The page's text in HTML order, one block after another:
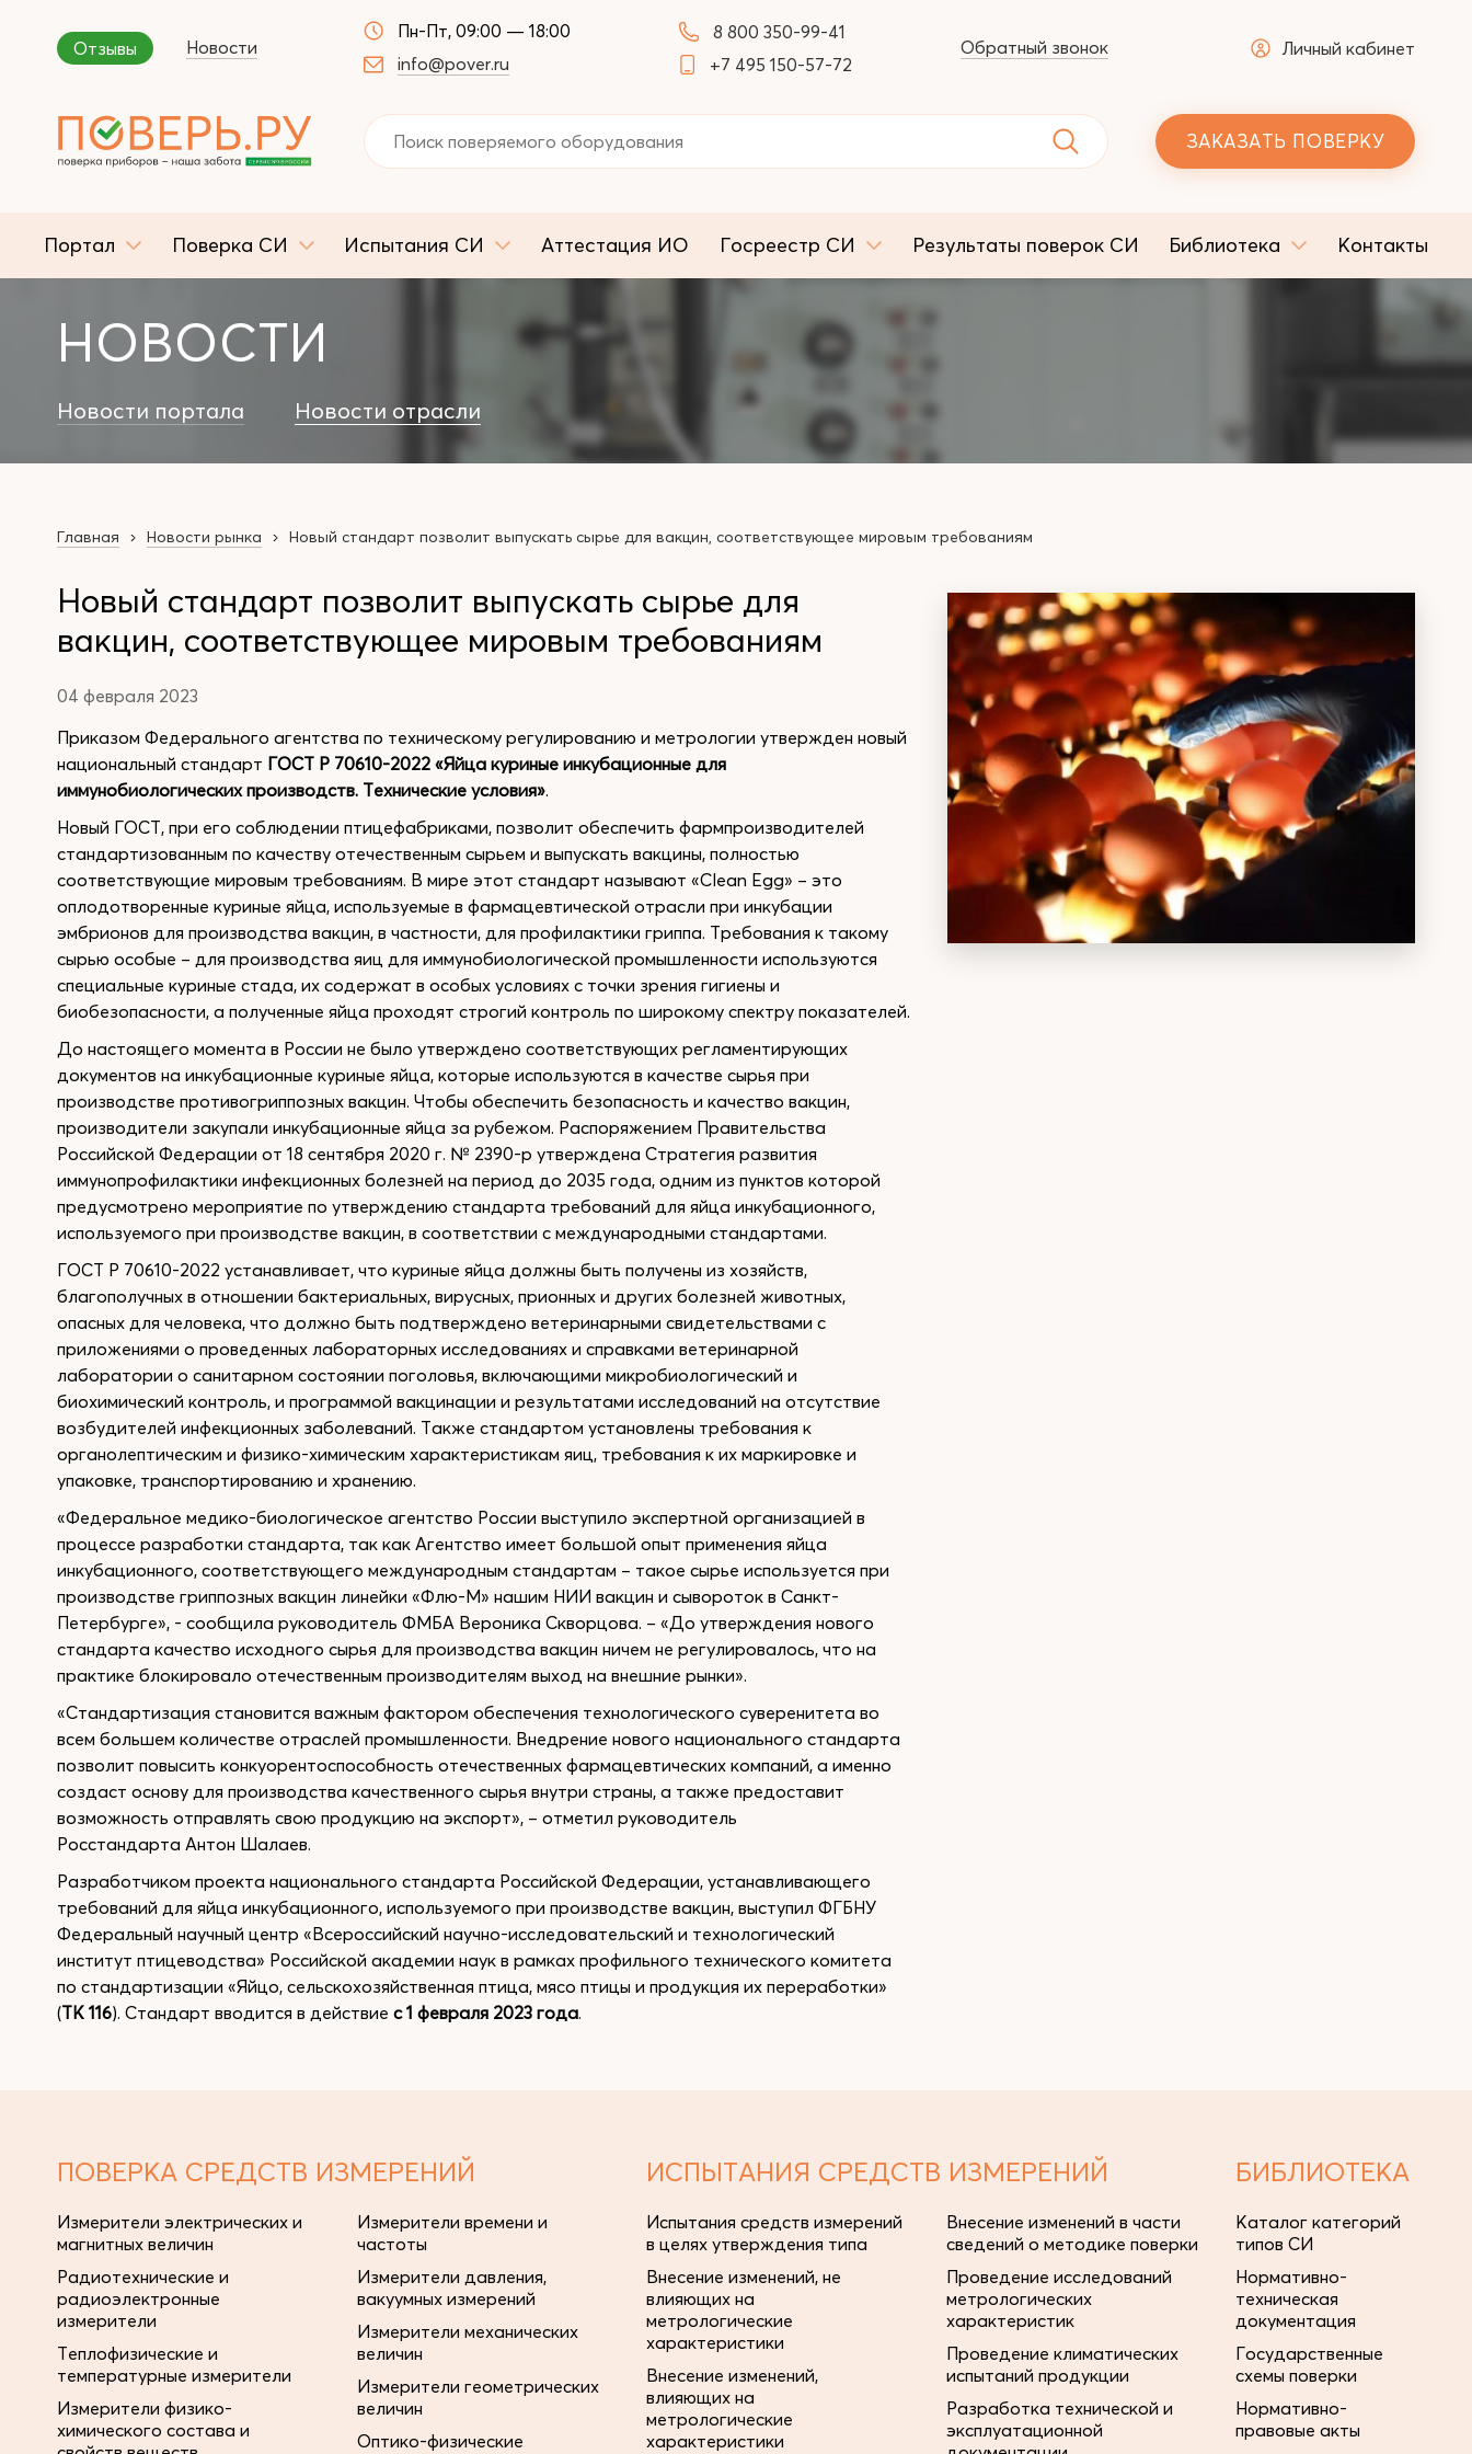
Отзывы Новости
Пн-Пт, 09:00 — 18:00
info@pover.ru
8 800 350-99-41
+7 495 150-57-72
Обратный звонок Личный кабинет
ЗАКАЗАТЬ ПОВЕРКУ
Портал Поверка СИ Испытания СИ Аттестация ИО Госреестр СИ Результаты поверок СИ Библиотека Контакты
НОВОСТИ
Новости портала Новости отрасли
Главная Новости рынка Новый стандарт позволит выпускать сырье для вакцин, соответствующее мировым требованиям
Новый стандарт позволит выпускать сырье для
вакцин, соответствующее мировым требованиям
04 февраля 2023
Приказом Федерального агентства по техническому регулированию и метрологии утвержден новый
национальный стандарт ГОСТ Р 70610-2022 «Яйца куриные инкубационные для
иммунобиологических производств. Технические условия».
Новый ГОСТ, при его соблюдении птицефабриками, позволит обеспечить фармпроизводителей
стандартизованным по качеству отечественным сырьем и выпускать вакцины, полностью
соответствующие мировым требованиям. В мире этот стандарт называют «Clean Egg» – это
оплодотворенные куриные яйца, используемые в фармацевтической отрасли при инкубации
эмбрионов для производства вакцин, в частности, для профилактики гриппа. Требования к такому
сырью особые – для производства яиц для иммунобиологической промышленности используются
специальные куриные стада, их содержат в особых условиях с точки зрения гигиены и
биобезопасности, а полученные яйца проходят строгий контроль по широкому спектру показателей.
До настоящего момента в России не было утверждено соответствующих регламентирующих
документов на инкубационные куриные яйца, которые используются в качестве сырья при
производстве противогриппозных вакцин. Чтобы обеспечить безопасность и качество вакцин,
производители закупали инкубационные яйца за рубежом. Распоряжением Правительства
Российской Федерации от 18 сентября 2020 г. № 2390-р утверждена Стратегия развития
иммунопрофилактики инфекционных болезней на период до 2035 года, одним из пунктов которой
предусмотрено мероприятие по утверждению стандарта требований для яйца инкубационного,
используемого при производстве вакцин, в соответствии с международными стандартами.
ГОСТ Р 70610-2022 устанавливает, что куриные яйца должны быть получены из хозяйств,
благополучных в отношении бактериальных, вирусных, прионных и других болезней животных,
опасных для человека, что должно быть подтверждено ветеринарными свидетельствами с
приложениями о проведенных лабораторных исследованиях и справками ветеринарной
лаборатории о санитарном состоянии поголовья, включающими микробиологический и
биохимический контроль, и программой вакцинации и результатами исследований на отсутствие
возбудителей инфекционных заболеваний. Также стандартом установлены требования к
органолептическим и физико-химическим характеристикам яиц, требования к их маркировке и
упаковке, транспортированию и хранению.
«Федеральное медико-биологическое агентство России выступило экспертной организацией в
процессе разработки стандарта, так как Агентство имеет большой опыт применения яйца
инкубационного, соответствующего международным стандартам – такое сырье используется при
производстве гриппозных вакцин линейки «Флю-М» нашим НИИ вакцин и сывороток в Санкт-
Петербурге», - сообщила руководитель ФМБА Вероника Скворцова. – «До утверждения нового
стандарта качество исходного сырья для производства вакцин ничем не регулировалось, что на
практике блокировало отечественным производителям выход на внешние рынки».
«Стандартизация становится важным фактором обеспечения технологического суверенитета во
всем большем количестве отраслей промышленности. Внедрение нового национального стандарта
позволит повысить конкуорентоспособность отечественных фармацевтических компаний, а именно
создаст основу для производства качественного сырья внутри страны, а также предоставит
возможность отправлять свою продукцию на экспорт», – отметил руководитель
Росстандарта Антон Шалаев.
Разработчиком проекта национального стандарта Российской Федерации, устанавливающего
требований для яйца инкубационного, используемого при производстве вакцин, выступил ФГБНУ
Федеральный научный центр «Всероссийский научно-исследовательский и технологический
институт птицеводства» Российской академии наук в рамках профильного технического комитета
по стандартизации «Яйцо, сельскохозяйственная птица, мясо птицы и продукция их переработки»
(ТК 116). Стандарт вводится в действие с 1 февраля 2023 года.
ПОВЕРКА СРЕДСТВ ИЗМЕРЕНИЙ
Измерители электрических и
магнитных величин
Радиотехнические и
радиоэлектронные
измерители
Теплофизические и
температурные измерители
Измерители физико-
химического состава и
Измерители времени и
частоты
Измерители давления,
вакуумных измерений
Измерители механических
величин
Измерители геометрических
величин
Оптико-физические
ИСПЫТАНИЯ СРЕДСТВ ИЗМЕРЕНИЙ
Испытания средств измерений
в целях утверждения типа
Внесение изменений, не
влияющих на
метрологические
характеристики
Внесение изменений,
влияющих на
метрологические
характеристики
Внесение изменений в части
сведений о методике поверки
Проведение исследований
метрологических
характеристик
Проведение климатических
испытаний продукции
Разработка технической и
эксплуатационной
БИБЛИОТЕКА
Каталог категорий
типов СИ
Нормативно-
техническая
документация
Государственные
схемы поверки
Нормативно-
правовые акты